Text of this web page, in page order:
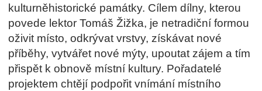
kulturněhistorické památky. Cílem dílny, kterou
povede lektor Tomáš Žižka, je netradiční formou
oživit místo, odkrývat vrstvy, získávat nové
příběhy, vytvářet nové mýty, upoutat zájem a tím
přispět k obnově místní kultury. Pořadatelé
projektem chtějí podpořit vnímání místního